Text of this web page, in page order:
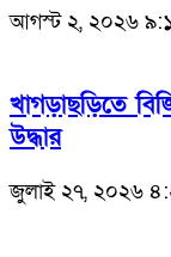
আগস্ট ২, ২০২৬
খাগড়াছড়িতে
উদ্ধার
জুলাই ২৭, ২০২৬